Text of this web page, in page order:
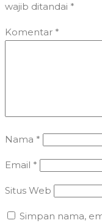
wajib ditandai *
Komentar *
Nama *
Email *
Situs Web
Simpan nama,